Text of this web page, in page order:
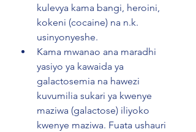
kulevya kama bangi, heroini,
kokeni (cocaine) na n.k.
usinyonyeshe.
Kama mwanao ana maradhi
yasiyo ya kawaida ya
galactosemia na hawezi
kuvumilia sukari ya kwenye
maziwa (galactose) iliyoko
kwenye maziwa. Fuata ushauri